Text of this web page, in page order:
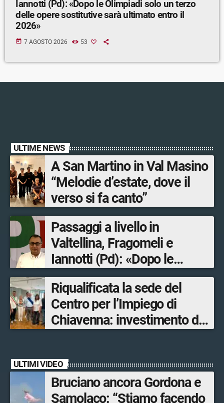
Iannotti (Pd): «Dopo le Olimpiadi solo un terzo
delle opere sostitutive sarà ultimato entro il
2026»
today 7 AGOSTO 2026 53
ULTIME NEWS
A San Martino in Val Masino
“Melodie d’estate, dove il
verso si fa canto”
Passaggi a livello in
Valtellina, Fragomeli e
Iannotti (Pd): «Dopo le
Olimpiadi solo un terzo delle
opere sostitutive sarà
ultimato entro il 2026»
Riqualificata la sede del
Centro per l’Impiego di
Chiavenna: investimento da
ULTIMI VIDEO
Bruciano ancora Gordona e
Samolaco: “Stiamo facendo